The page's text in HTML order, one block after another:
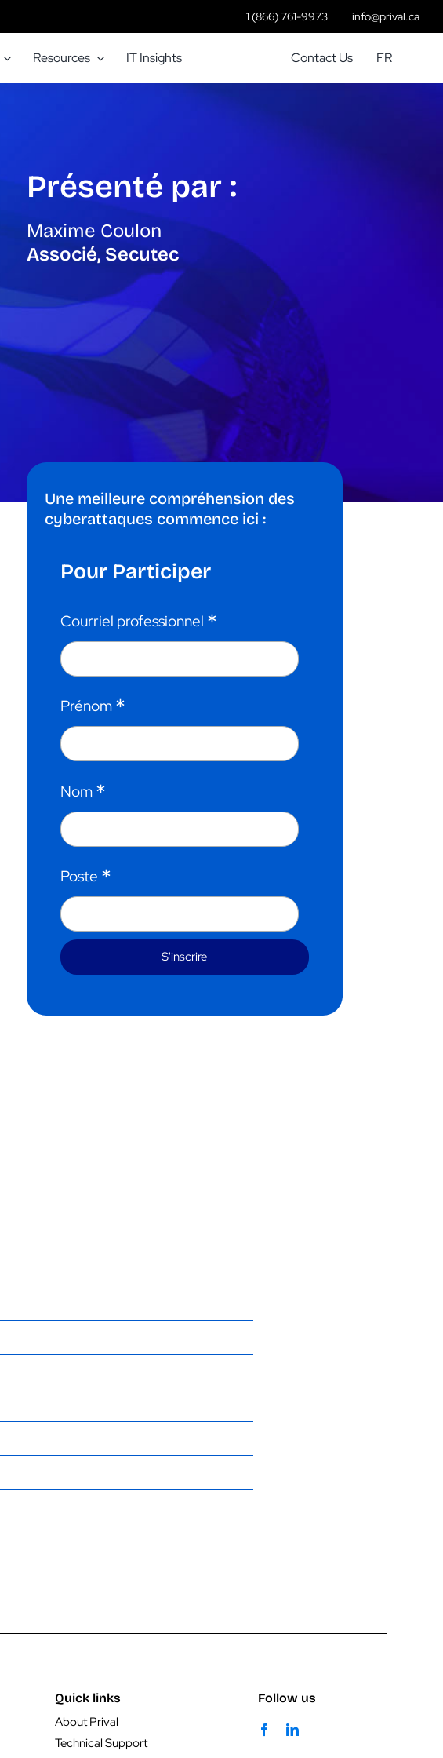
1 (866) 761-9973 info@prival.ca
Resources IT Insights Contact Us FR
Présenté par :
Maxime Coulon
Associé, Secutec
Une meilleure compréhension des
cyberattaques commence ici :
Pour Participer
Courriel professionnel *
Prénom *
Nom *
Poste *
Quick links
About Prival
Technical Support
Follow us